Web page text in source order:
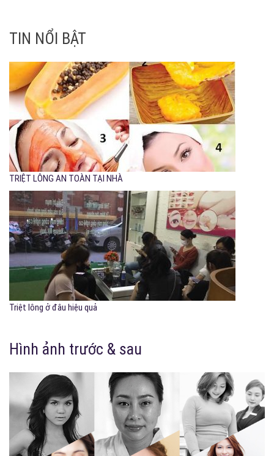
TIN NỔI BẬT
TRIỆT LÔNG AN TOÀN TẠI NHÀ
Triệt lông ở đâu hiệu quả
Hình ảnh trước & sau